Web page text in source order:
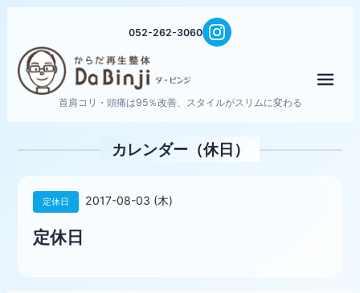
052-262-3060
首肩コリ・頭痛は95％改善、スタイルがスリムに変わる
カレンダー（休日）
定休日 2017-08-03 (木)
定休日